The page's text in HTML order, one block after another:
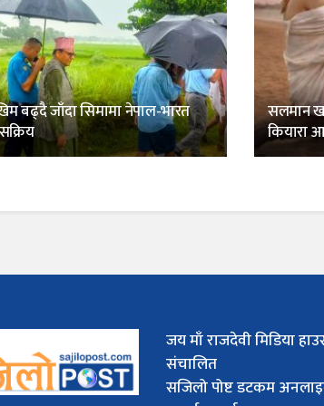
बढ्दै जाँदा सिमामा नेपाल-भारत
सलमान
कियारा
जय माँ राजदेवी मिडिया
संचालित
सजिलो पोष्ट डटकम